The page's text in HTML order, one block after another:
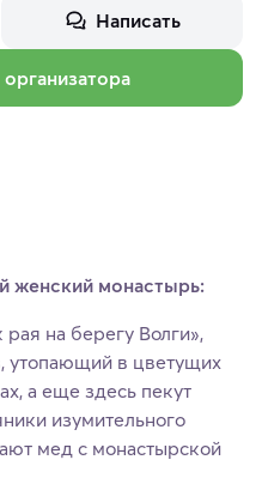
Написать
женский монастырь:
на берегу Волги»,
утопающий в цветущих
а еще здесь пекут
изумительного
мед с монастырской